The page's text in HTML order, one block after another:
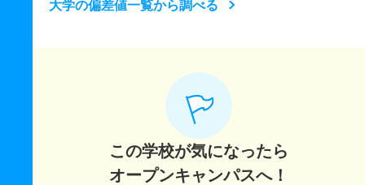
大学の偏差値一覧から調べる
この学校が気になったら
オープンキャンパスへ！